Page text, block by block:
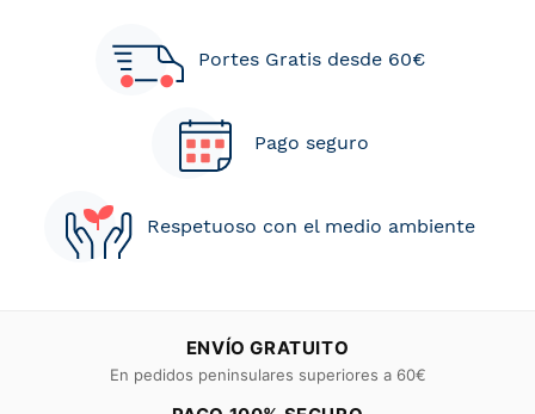
Portes Gratis desde 60€
Pago seguro
Respetuoso con el medio ambiente
ENVÍO GRATUITO
En pedidos peninsulares superiores a 60€